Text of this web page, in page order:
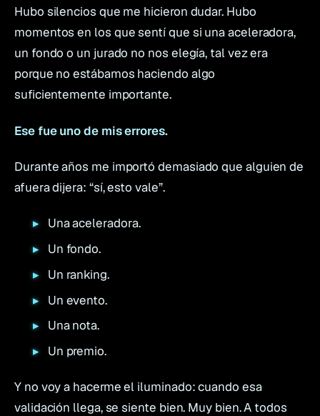
Hubo silencios que me hicieron dudar. Hubo
momentos en los que sentí que si una aceleradora,
un fondo o un jurado no nos elegía, tal vez era
porque no estábamos haciendo algo
suficientemente importante.
Ese fue uno de mis errores.
Durante años me importó demasiado que alguien de
afuera dijera: “sí, esto vale”.
Una aceleradora.
Un fondo.
Un ranking.
Un evento.
Una nota.
Un premio.
Y no voy a hacerme el iluminado: cuando esa
validación llega, se siente bien. Muy bien. A todos